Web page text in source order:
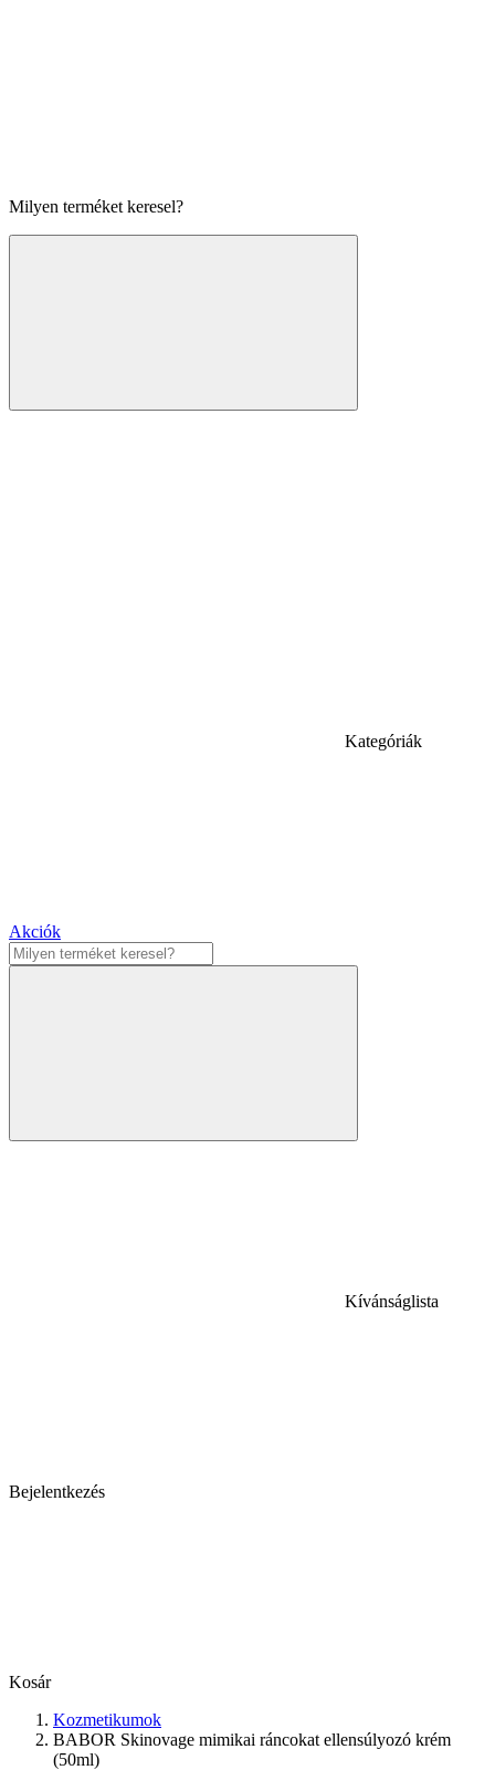
Milyen terméket keresel?
Kategóriák
Akciók
Kívánságlista
Bejelentkezés
Kosár
Kozmetikumok
BABOR Skinovage mimikai ráncokat ellensúlyozó krém
(50ml)